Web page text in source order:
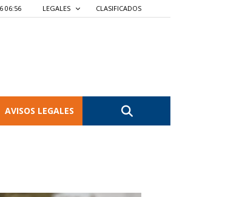
06:56 LEGALES CLASIFICADOS
AVISOS LEGALES